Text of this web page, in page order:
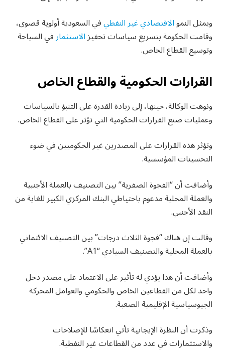
ويمثل النموالاقتصادي غير النفطيفي السعودية أولوية قصوى،
وقامت الحكومة بتسريع سياسات تحفيزالاستثمارفي السياحة
وتوسيع القطاع الخاص.
القرارات الحكومية والقطاع الخاص
ونوهت الوكالة، حينها، إلى زيادة القدرة على التنبؤ بالسياسات
وعمليات صنع القرارات الحكومية التي تؤثر على القطاع الخاص.
وتؤثر هذه القرارات على المصدرين غير الحكوميين في ضوء
التحسينات المؤسسية.
وأضافت أن “الفجوة الصفرية” بين التصنيف بالعملة الأجنبية
والعملة المحلية مدعوم باحتياطي البنك المركزي الكبير للغاية من
النقد الأجنبي.
وقالت إن هناك “فجوة الثلاث درجات” بين التصنيف الائتماني
بالعملة المحلية والتصنيف السيادي “A1”.
وأضافت أن هذا يؤدي له تأثير على الاعتماد على مصدر دخل
واحد لكل من القطاعين الخاص والحكومي والعوامل المحركة
الجيوسياسية الإقليمية الصعبة.
وذكرت أن النظرة الإيجابية تأتي انعكاسًا للإصلاحات
والاستثمارات في عدد من القطاعات غير النفطية.